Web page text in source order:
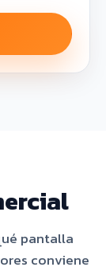
pantalla
conviene